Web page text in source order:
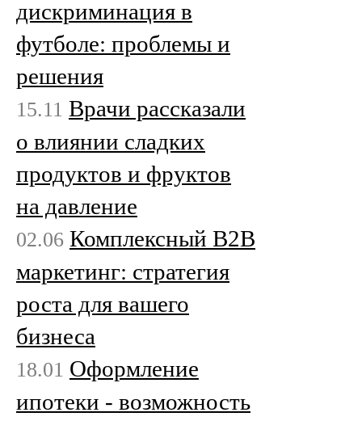
дискриминация в
футболе: проблемы и
решения
15.11 Врачи рассказали
о влиянии сладких
продуктов и фруктов
на давление
02.06 Комплексный B2B
маркетинг: стратегия
роста для вашего
бизнеса
18.01 Оформление
ипотеки - возможность